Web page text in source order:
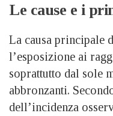
Le cause e i
La causa principale
l’esposizione ai
soprattutto dal sole
abbronzanti.
dell’incidenza